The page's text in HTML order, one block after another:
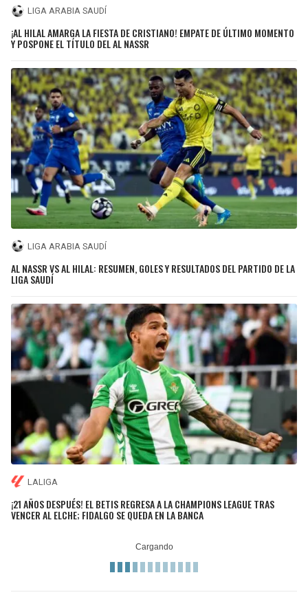
LIGA ARABIA SAUDÍ
¡AL HILAL AMARGA LA FIESTA DE CRISTIANO! EMPATE DE ÚLTIMO MOMENTO
Y POSPONE EL TÍTULO DEL AL NASSR
LIGA ARABIA SAUDÍ
AL NASSR VS AL HILAL: RESUMEN, GOLES Y RESULTADOS DEL PARTIDO DE LA
LIGA SAUDÍ
LALIGA
¡21 AÑOS DESPUÉS! EL BETIS REGRESA A LA CHAMPIONS LEAGUE TRAS
VENCER AL ELCHE; FIDALGO SE QUEDA EN LA BANCA